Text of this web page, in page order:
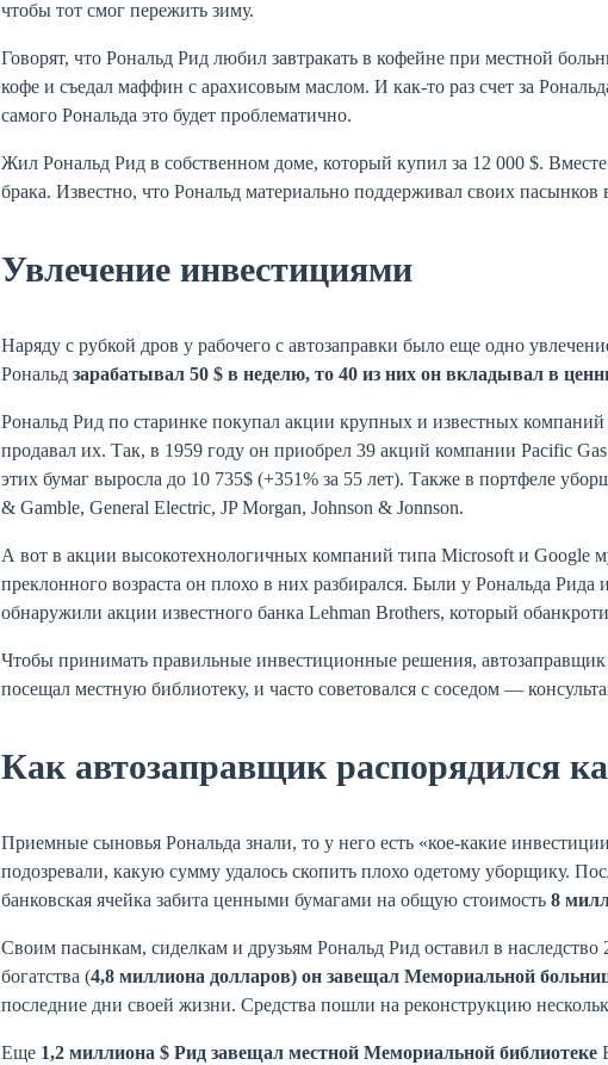
чтобы тот смог пережить зиму.
Говорят, что Рональд Рид любил завтракать в кофейне при местной
кофе и съедал маффин с арахисовым маслом. И как-то раз счет за
самого Рональда это будет проблематично.
Жил Рональд Рид в собственном доме, который купил за 12 000 $.
брака. Известно, что Рональд материально поддерживал своих
Увлечение инвестициями
Наряду с рубкой дров у рабочего с автозаправки было еще одно
Рональд зарабатывал 50 $ в неделю, то 40 из них он вкладывал в
Рональд Рид по старинке покупал акции крупных и известных
продавал их. Так, в 1959 году он приобрел 39 акций компании Pacific
этих бумаг выросла до 10 735$ (+351% за 55 лет). Также в портфеле
& Gamble, General Electric, JP Morgan, Johnson & Jonnson.
А вот в акции высокотехнологичных компаний типа Microsoft и Google
преклонного возраста он плохо в них разбирался. Были у Рональда
обнаружили акции известного банка Lehman Brothers, который
Чтобы принимать правильные инвестиционные решения,
посещал местную библиотеку, и часто советовался с соседом —
Как автозаправщик распорядился
Приемные сыновья Рональда знали, то у него есть «кое-какие
подозревали, какую сумму удалось скопить плохо одетому уборщику.
банковская ячейка забита ценными бумагами на общую стоимость 8
Своим пасынкам, сиделкам и друзьям Рональд Рид оставил в
богатства (4,8 миллиона долларов) он завещал Мемориальной
последние дни своей жизни. Средства пошли на реконструкцию
Еще 1,2 миллиона $ Рид завещал местной Мемориальной библиотеке